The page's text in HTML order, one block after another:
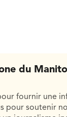
du
fournir une
pour soutenir